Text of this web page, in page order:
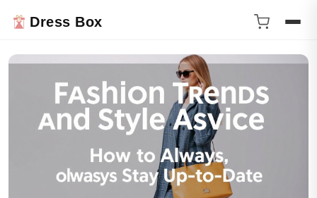
Dress Box